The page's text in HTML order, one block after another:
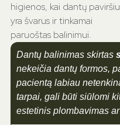
higienos, kai dantų
yra švarus ir tinkamai
paruoštas balinimui.
Dantų balinimas skirtas
nekeičia dantų formos,
pacientą labiau
tarpai, gali būti siūlomi
estetinis plombavimas